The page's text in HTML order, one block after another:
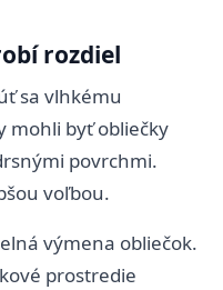
rozdiel
sa vlhkému
mohli byť obliečky
povrchmi.
voľbou.
výmena obliečok.
prostredie